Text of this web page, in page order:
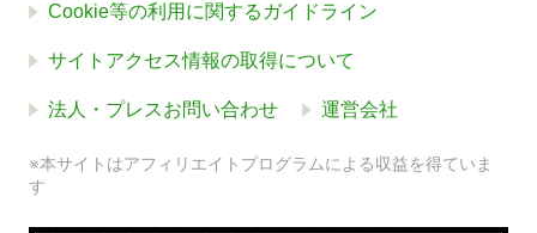
Cookie等の利用に関するガイドライン
サイトアクセス情報の取得について
法人・プレスお問い合わせ 運営会社
※本サイトはアフィリエイトプログラムによる収益を得ていま
す